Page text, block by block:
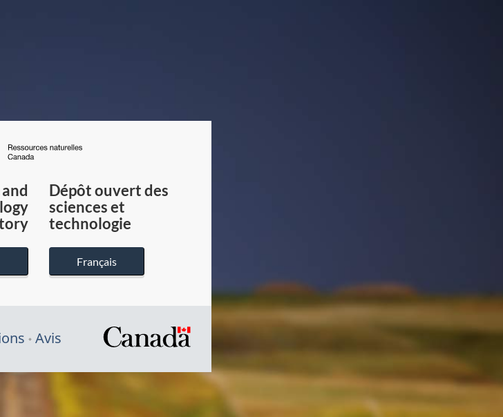
du
Canada
Dépôt ouvert des
sciences et
technologie
Français
Avis
/
Symbole
du
gouvernement